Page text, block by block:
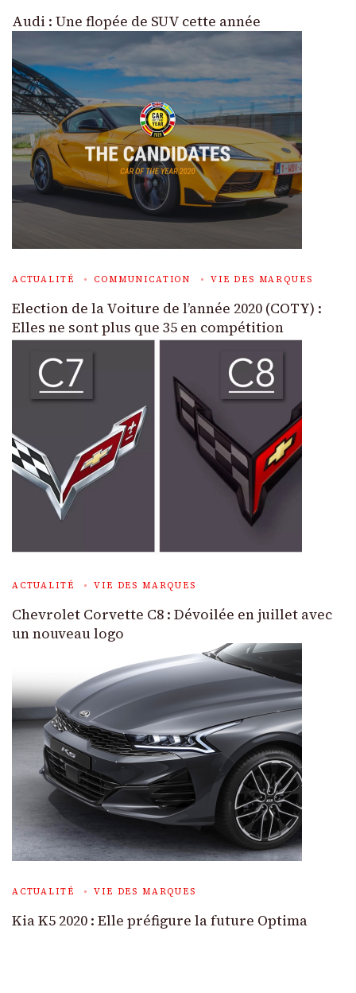
Audi : Une flopée de SUV cette année
ACTUALITÉ COMMUNICATION VIE DES MARQUES
Election de la Voiture de l’année 2020 (COTY) :
Elles ne sont plus que 35 en compétition
ACTUALITÉ VIE DES MARQUES
Chevrolet Corvette C8 : Dévoilée en juillet avec
un nouveau logo
ACTUALITÉ VIE DES MARQUES
Kia K5 2020 : Elle préfigure la future Optima